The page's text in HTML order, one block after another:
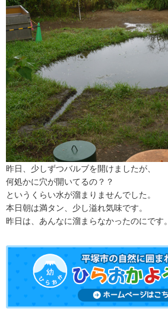
昨日、少しずつバルブを開けましたが、
何処かに穴が開いてるの？？
というくらい水が溜まりませんでした。
本日朝は満タン、少し溢れ気味です。
昨日は、あんなに溜まらなかったのにです。